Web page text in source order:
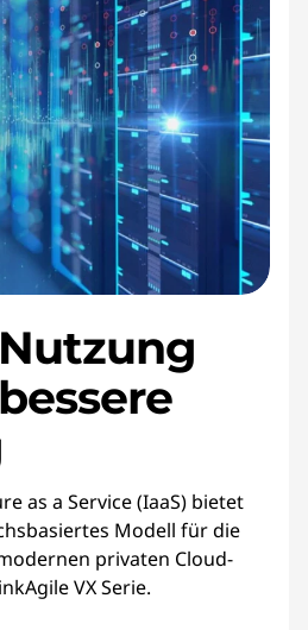
as a Service (IaaS) bietet
Modell für die
privaten Cloud-
VX Serie.